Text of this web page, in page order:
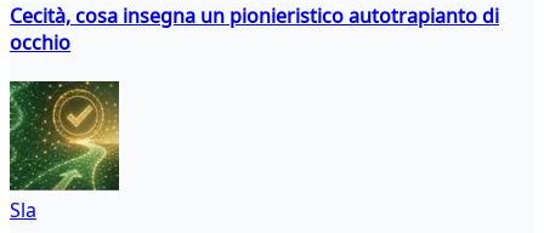
Cecità, cosa insegna un pionieristico autotrapianto di
occhio
Sla